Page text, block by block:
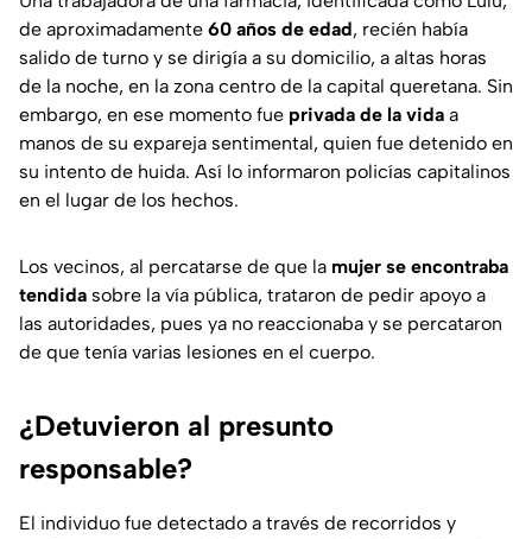
de aproximadamente 60 años de edad, recién había
salido de turno y se dirigía a su domicilio, a altas horas
de la noche, en la zona centro de la capital queretana. Sin
embargo, en ese momento fue privada de la vida a
manos de su expareja sentimental, quien fue detenido en
su intento de huida. Así lo informaron policías capitalinos
en el lugar de los hechos.
Los vecinos, al percatarse de que la mujer se encontraba
tendida sobre la vía pública, trataron de pedir apoyo a
las autoridades, pues ya no reaccionaba y se percataron
de que tenía varias lesiones en el cuerpo.
¿Detuvieron al presunto
responsable?
El individuo fue detectado a través de recorridos y